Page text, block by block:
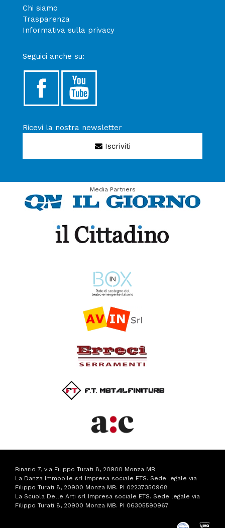
Chi siamo
Trasparenza
Informativa sulla privacy
Seguici anche su:
Ricevi la nostra newsletter
Iscriviti
Media Partners
Binario 7, via Filippo Turati 8, 20900 Monza MB
La Danza Immobile srl Impresa sociale ETS. Sede legale via
Filippo Turati 8, 20900 Monza MB. PI 02237350968
La Scuola Delle Arti srl Impresa sociale ETS. Sede legale via
Filippo Turati 8, 20900 Monza MB. PI 06305590967